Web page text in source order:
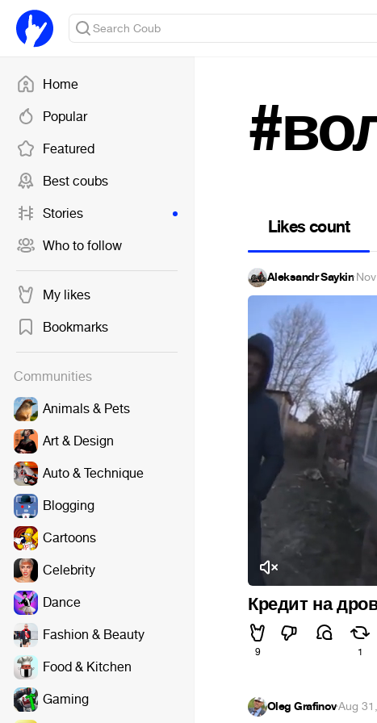
Home
Popular
Featured
Best coubs
Stories
Who to follow
My likes
Bookmarks
Communities
Animals & Pets
Art & Design
Auto & Technique
Blogging
Cartoons
Celebrity
Dance
Fashion & Beauty
Food & Kitchen
Gaming
Likes count
Aleksandr Saykin·
Кредит на
9 1
Oleg Grafinov·Aug